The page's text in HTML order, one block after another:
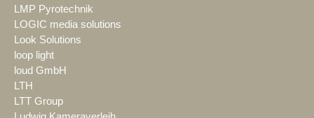
LMP Pyrotechnik
LOGIC media solutions
Look Solutions
loop light
loud GmbH
LTH
LTT Group